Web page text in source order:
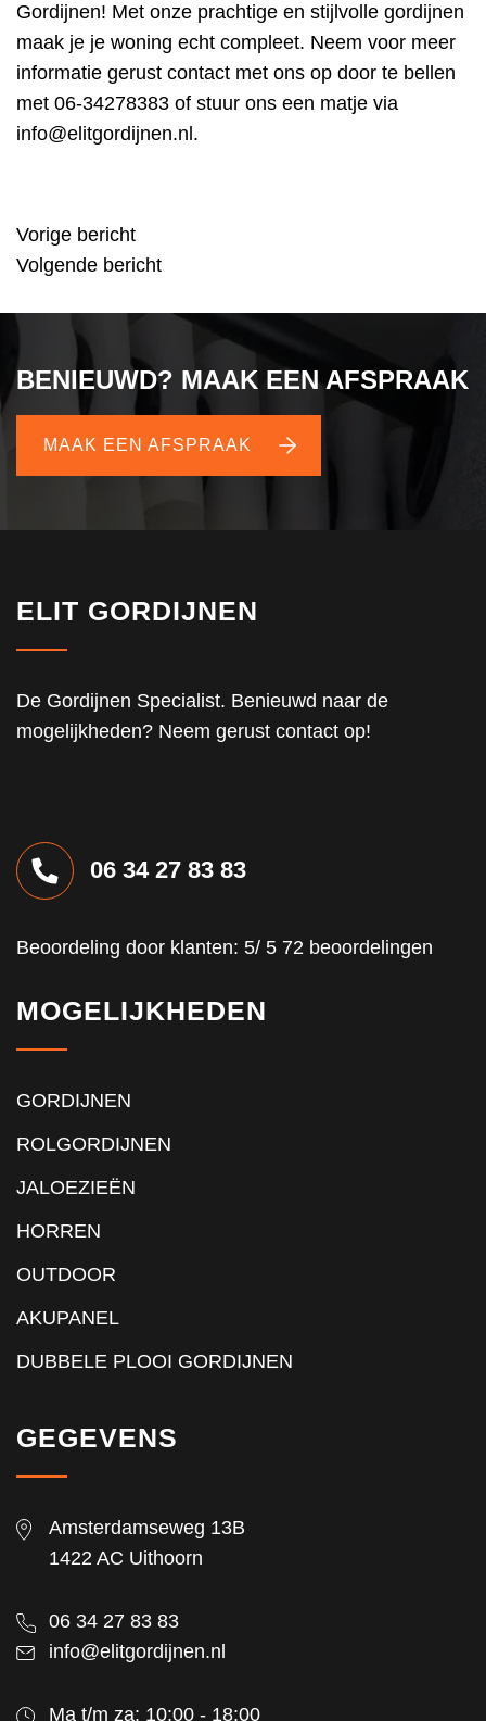
Gordijnen! Met onze prachtige en stijlvolle gordijnen
maak je je woning echt compleet. Neem voor meer
informatie gerust contact met ons op door te bellen
met 06-34278383 of stuur ons een matje via
info@elitgordijnen.nl .
BERICHT
NAVIGATIE
Vorige bericht
Volgende bericht
BENIEUWD? MAAK EEN AFSPRAAK
MAAK EEN AFSPRAAK
ELIT GORDIJNEN
De Gordijnen Specialist. Benieuwd naar de
mogelijkheden? Neem gerust contact op!
06 34 27 83 83
Beoordeling door klanten: 5/ 5 72 beoordelingen
MOGELIJKHEDEN
GORDIJNEN
ROLGORDIJNEN
JALOEZIEËN
HORREN
OUTDOOR
AKUPANEL
DUBBELE PLOOI GORDIJNEN
GEGEVENS
Amsterdamseweg 13B
1422 AC Uithoorn
06 34 27 83 83
info@elitgordijnen.nl
Ma t/m za: 10:00 - 18:00